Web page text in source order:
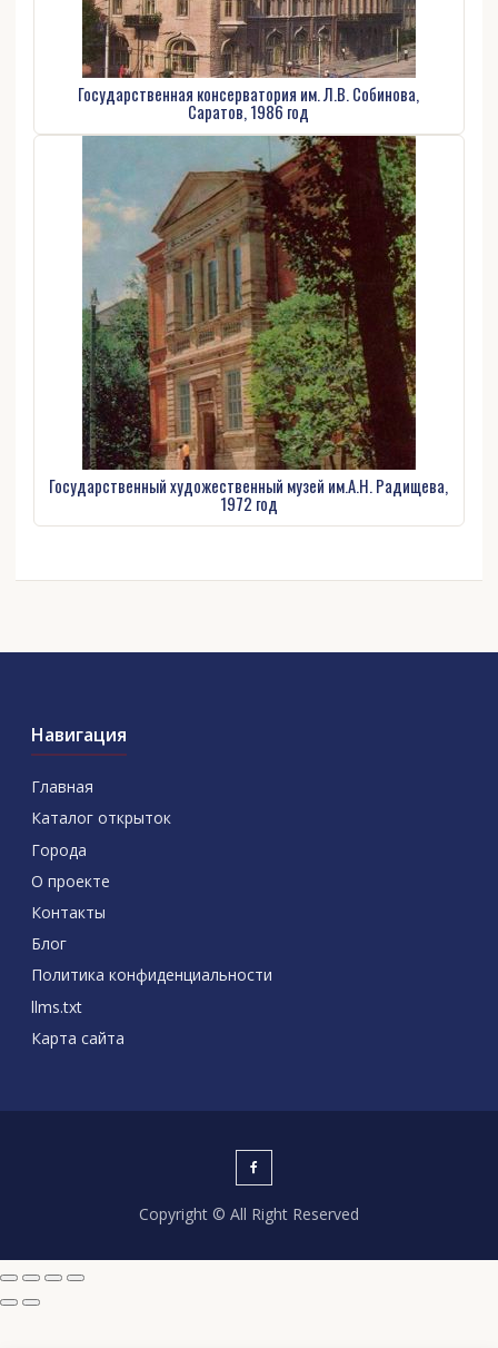
Государственная консерватория им. Л.В. Собинова,
Саратов, 1986 год
Государственный художественный музей им.А.Н. Радищева,
1972 год
Навигация
Главная
Каталог открыток
Города
О проекте
Контакты
Блог
Политика конфиденциальности
llms.txt
Карта сайта
Copyright © All Right Reserved